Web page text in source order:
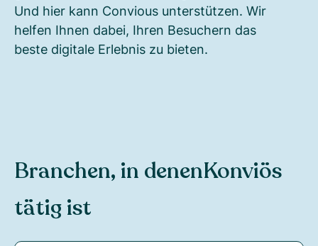
Und hier kann Convious unterstützen. Wir
helfen Ihnen dabei, Ihren Besuchern das
beste digitale Erlebnis zu bieten.
Branchen, in denenKonviös
tätig ist